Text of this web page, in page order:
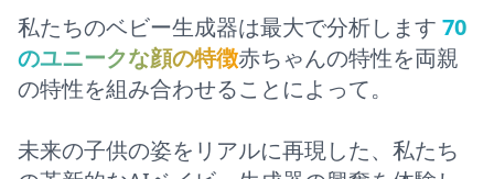
私たちのベビー生成器は最大で分析します 70
のユニークな顔の特徴赤ちゃんの特性を両親
の特性を組み合わせることによって。
未来の子供の姿をリアルに再現した、私たち